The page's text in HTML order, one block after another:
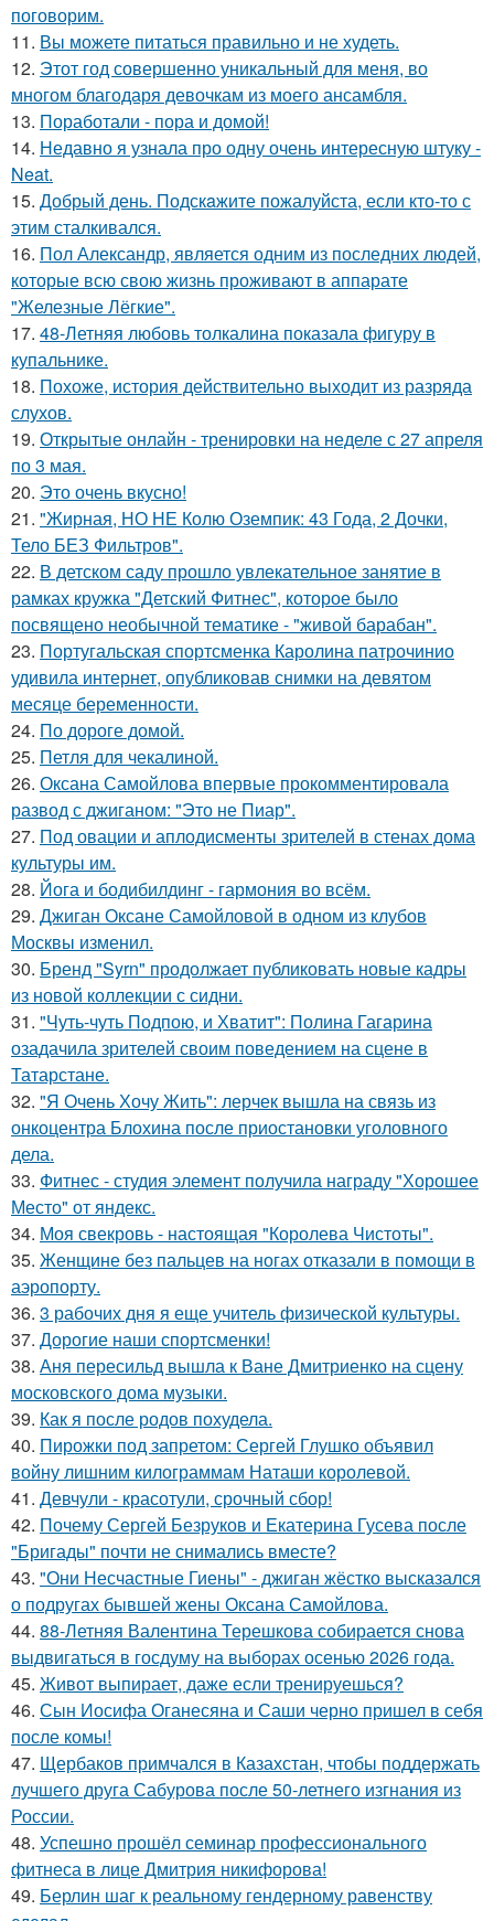
поговорим.
11. Вы можете питаться правильно и не худеть.
12. Этот год совершенно уникальный для меня, во
многом благодаря девочкам из моего ансамбля.
13. Поработали - пора и домой!
14. Недавно я узнала про одну очень интересную штуку -
Neat.
15. Добрый день. Подскaжите пожалуйста, если кто-то с
этим сталкивался.
16. Пол Александр, является одним из последних людей,
которые всю свою жизнь проживают в аппарате
"Железные Лёгкие".
17. 48-Летняя любовь толкалина показала фигуру в
купальнике.
18. Похоже, история действительно выходит из разряда
слухов.
19. Открытые онлайн - тренировки на неделе с 27 апреля
по 3 мая.
20. Это очень вкусно!
21. "Жирная, НО НЕ Колю Оземпик: 43 Года, 2 Дочки,
Тело БЕЗ Фильтров".
22. В детском саду прошло увлекательное занятие в
рамках кружка "Детский Фитнес", которое было
посвящено необычной тематике - "живой барабан".
23. Португальская спортсменка Каролина патрочинио
удивила интернет, опубликовав снимки на девятом
месяце беременности.
24. По дороге домой.
25. Петля для чекалиной.
26. Оксана Самойлова впервые прокомментировала
развод с джиганом: "Это не Пиар".
27. Под овации и аплодисменты зрителей в стенах дома
культуры им.
28. Йога и бодибилдинг - гармония во всём.
29. Джиган Оксане Самойловой в одном из клубов
Москвы изменил.
30. Бренд "Syrn" продолжает публиковать новые кадры
из новой коллекции с сидни.
31. "Чуть-чуть Подпою, и Хватит": Полина Гагарина
озадачила зрителей своим поведением на сцене в
Татарстане.
32. "Я Очень Хочу Жить": лерчек вышла на связь из
онкоцентра Блохина после приостановки уголовного
дела.
33. Фитнес - студия элемент получила награду "Хорошее
Место" от яндекс.
34. Моя свекровь - настоящая "Королева Чистоты".
35. Женщине без пальцев на ногах отказали в помощи в
аэропорту.
36. 3 рабочих дня я еще учитель физической культуры.
37. Дорогие наши спортсменки!
38. Аня пересильд вышла к Ване Дмитриенко на сцену
московского дома музыки.
39. Как я после родов похудела.
40. Пирожки под запретом: Сергей Глушко объявил
войну лишним килограммам Наташи королевой.
41. Девчули - красотули, срочный сбор!
42. Почему Сергей Безруков и Екатерина Гусева после
"Бригады" почти не снимались вместе?
43. "Они Несчастные Гиены" - джиган жёстко высказался
о подругах бывшей жены Оксана Самойлова.
44. 88-Летняя Валентина Терешкова собирается снова
выдвигаться в госдуму на выборах осенью 2026 года.
45. Живот выпирает, даже если тренируешься?
46. Сын Иосифа Оганесяна и Саши черно пришел в себя
после комы!
47. Щербаков примчался в Казахстан, чтобы поддержать
лучшего друга Сабурова после 50-летнего изгнания из
России.
48. Успешно прошёл семинар профессионального
фитнеса в лице Дмитрия никифорова!
49. Берлин шаг к реальному гендерному равенству